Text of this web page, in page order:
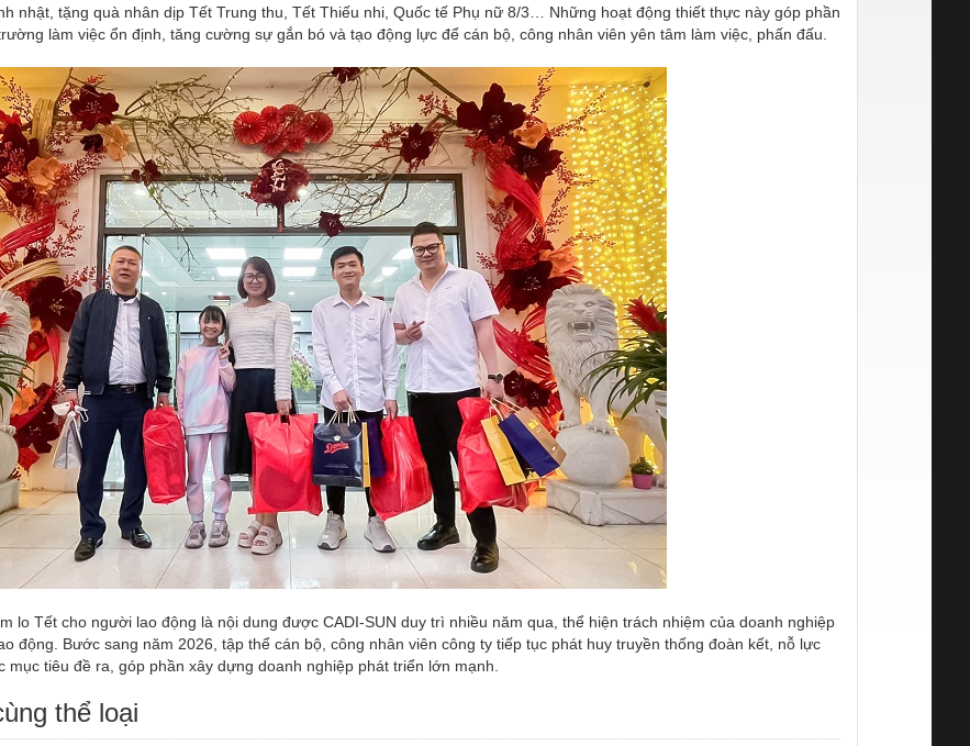
nhật, tặng quà nhân dịp Tết Trung thu, Tết Thiếu nhi, Quốc tế Phụ nữ 8/3… Những hoạt động thiết thực này góp phần
làm việc ổn định, tăng cường sự gắn bó và tạo động lực để cán bộ, công nhân viên yên tâm làm việc, phấn đấu.
lo Tết cho người lao động là nội dung được CADI-SUN duy trì nhiều năm qua, thể hiện trách nhiệm của doanh nghiệp
động. Bước sang năm 2026, tập thể cán bộ, công nhân viên công ty tiếp tục phát huy truyền thống đoàn kết, nỗ lực
mục tiêu đề ra, góp phần xây dựng doanh nghiệp phát triển lớn mạnh.
thể loại